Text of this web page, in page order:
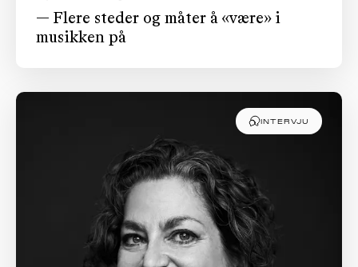
— Flere steder og måter å «være» i
musikken på
INTERVJU